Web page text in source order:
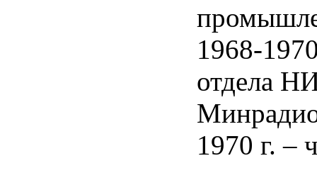
1968-
отдела
1970 г. –